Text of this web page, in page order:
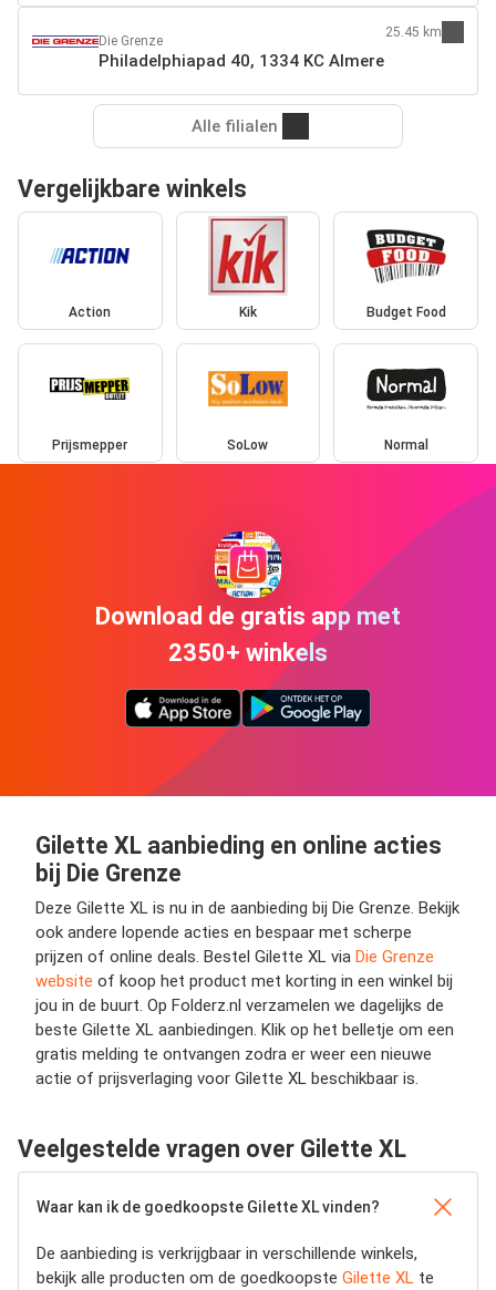
Die Grenze
Philadelphiapad 40, 1334 KC Almere
25.45 km
Alle filialen
Vergelijkbare winkels
Action Kik Budget Food
Prijsmepper SoLow Normal
Download de gratis app met
2350+ winkels
Gilette XL aanbieding en online acties
bij Die Grenze
Deze Gilette XL is nu in de aanbieding bij Die Grenze. Bekijk
ook andere lopende acties en bespaar met scherpe
prijzen of online deals. Bestel Gilette XL via Die Grenze
website of koop het product met korting in een winkel bij
jou in de buurt. Op Folderz.nl verzamelen we dagelijks de
beste Gilette XL aanbiedingen. Klik op het belletje om een
gratis melding te ontvangen zodra er weer een nieuwe
actie of prijsverlaging voor Gilette XL beschikbaar is.
Veelgestelde vragen over Gilette XL
Waar kan ik de goedkoopste Gilette XL vinden?
De aanbieding is verkrijgbaar in verschillende winkels,
bekijk alle producten om de goedkoopste Gilette XL te